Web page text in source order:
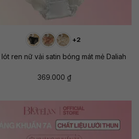
+2
lót ren nữ vải satin bóng mát mẻ Daliah
369.000 ₫